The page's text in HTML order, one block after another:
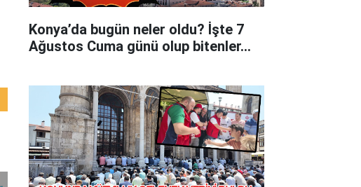
Konya’da bugün neler oldu? İşte 7
Ağustos Cuma günü olup bitenler…